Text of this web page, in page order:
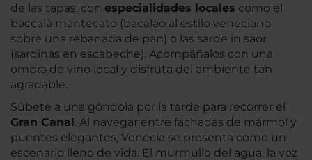
de las tapas, con especialidades locales como el
baccalà mantecato (bacalao al estilo veneciano
sobre una rebanada de pan) o las sarde in saor
(sardinas en escabeche). Acompáñalos con una
ombra de vino local y disfruta del ambiente tan
agradable.
Súbete a una góndola por la tarde para recorrer el
Gran Canal. Al navegar entre fachadas de mármol y
puentes elegantes, Venecia se presenta como un
escenario lleno de vida. El murmullo del agua, la voz